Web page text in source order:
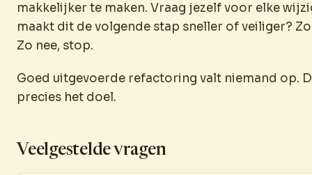
makkelijker te maken. Vraag jezelf voor elke
maakt dit de volgende stap sneller of veiliger?
Zo nee, stop.
Goed uitgevoerde refactoring valt niemand op.
precies het doel.
Veelgestelde vragen